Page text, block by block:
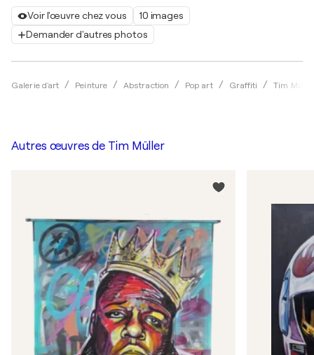
Voir l'œuvre chez vous
10 images
Demander d'autres photos
Galerie d'art Peinture Abstraction Pop art Graffiti Tim
Autres œuvres de Tim Müller